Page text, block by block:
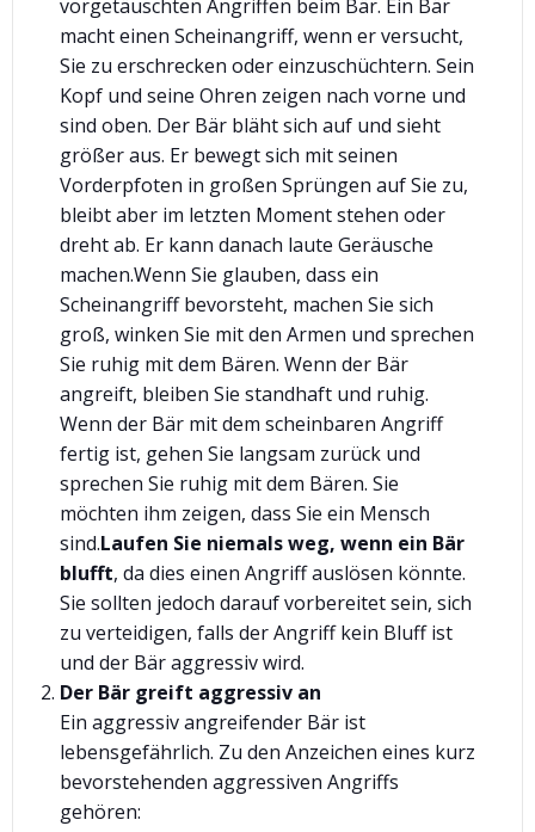
vorgetäuschten Angriffen beim Bär. Ein Bär
macht einen Scheinangriff, wenn er versucht,
Sie zu erschrecken oder einzuschüchtern. Sein
Kopf und seine Ohren zeigen nach vorne und
sind oben. Der Bär bläht sich auf und sieht
größer aus. Er bewegt sich mit seinen
Vorderpfoten in großen Sprüngen auf Sie zu,
bleibt aber im letzten Moment stehen oder
dreht ab. Er kann danach laute Geräusche
machen.Wenn Sie glauben, dass ein
Scheinangriff bevorsteht, machen Sie sich
groß, winken Sie mit den Armen und sprechen
Sie ruhig mit dem Bären. Wenn der Bär
angreift, bleiben Sie standhaft und ruhig.
Wenn der Bär mit dem scheinbaren Angriff
fertig ist, gehen Sie langsam zurück und
sprechen Sie ruhig mit dem Bären. Sie
möchten ihm zeigen, dass Sie ein Mensch
sind.Laufen Sie niemals weg, wenn ein Bär
blufft, da dies einen Angriff auslösen könnte.
Sie sollten jedoch darauf vorbereitet sein, sich
zu verteidigen, falls der Angriff kein Bluff ist
und der Bär aggressiv wird.
Der Bär greift aggressiv an
Ein aggressiv angreifender Bär ist
lebensgefährlich. Zu den Anzeichen eines kurz
bevorstehenden aggressiven Angriffs
gehören: